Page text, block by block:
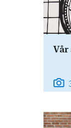
Vår